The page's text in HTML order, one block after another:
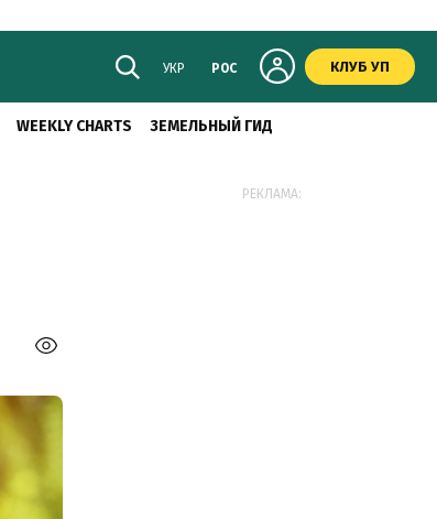
УКР РОС КЛУБ УП
WEEKLY CHARTS ЗЕМЕЛЬНЫЙ ГИД
РЕКЛАМА: